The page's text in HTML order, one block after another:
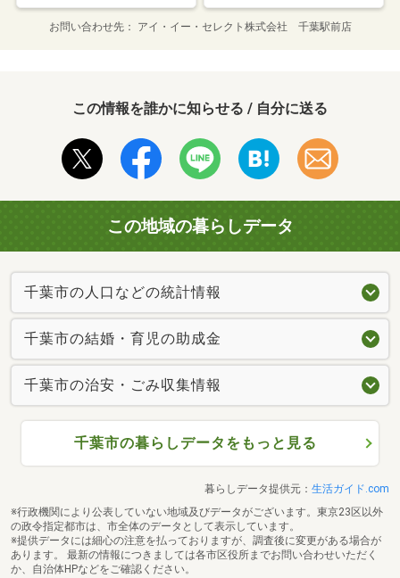
お問い合わせ先 アイ・イー・セレクト株式会社 千葉駅前店
この情報を誰かに知らせる / 自分に送る
この地域の暮らしデータ
千葉市の人口などの統計情報
千葉市の結婚・育児の助成金
千葉市の治安・ごみ収集情報
千葉市の暮らしデータをもっと見る
暮らしデータ提供元： 生活ガイド.com
※行政機関により公表していない地域及びデータがございます。東京23区以外
の政令指定都市は、市全体のデータとして表示しています。
※提供データには細心の注意を払っておりますが、調査後に変更がある場合が
あります。 最新の情報につきましては各市区役所までお問い合わせいただく
か、自治体HPなどをご確認ください。